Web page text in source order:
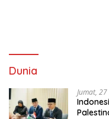
Dunia
Jumat,